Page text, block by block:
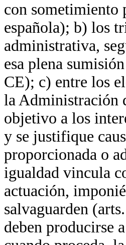
con sometimiento
española); b) los
administrativa,
esa plena
CE); c) entre los
la Administración
objetivo a los
y se justifique
proporcionada o
igualdad vincula
actuación,
salvaguarden
deben producirse